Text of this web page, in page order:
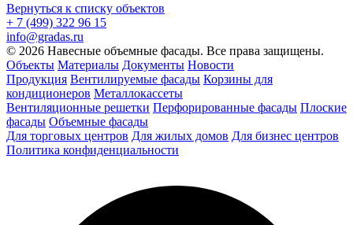
Вернуться к списку объектов
+ 7 (499) 322 96 15
info@gradas.ru
© 2026 Навесные объемные фасады. Все права защищены.
Объекты Материалы Документы Новости
Продукция Вентилируемые фасады Корзины для
кондиционеров Металлокассеты
Вентиляционные решетки Перфорированные фасады Плоские
фасады Объемные фасады
Для торговых центров Для жилых домов Для бизнес центров
Политика конфиденциальности